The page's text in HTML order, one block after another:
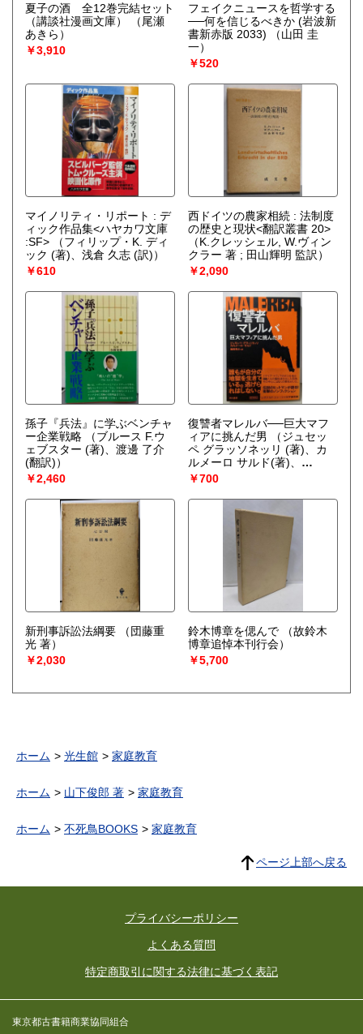
夏子の酒 全12巻完結セット
（講談社漫画文庫）
（尾瀬
あきら）
￥3,910
フェイクニュースを哲学する
──何を信じるべきか (岩波新
書新赤版 2033)
（山田 圭
一）
￥520
マイノリティ・リポート : デ
ィック作品集<ハヤカワ文庫
:SF>
（フィリップ・K. ディ
ック (著)、浅倉 久志 (訳)）
￥610
西ドイツの農家相続 : 法制度
の歴史と現状<翻訳叢書 20>
（K.クレッシェル, W.ヴィン
クラー 著 ; 田山輝明 監訳）
￥2,090
孫子『兵法』に学ぶベンチャ
ー企業戦略
（ブルース F.ウ
ェブスター (著)、渡邊 了介
(翻訳)）
￥2,460
復讐者マレルバ──巨大マフ
ィアに挑んだ男
（ジュセッ
ペ グラッソネッリ (著)、カ
ルメーロ サルド(著)、
Giuseppe Grassonelli(著)、
介(訳)）
￥700
新刑事訴訟法綱要
（団藤重
光 著）
￥2,030
鈴木博章を偲んで
（故鈴木
博章追悼本刊行会）
￥5,700
ホーム 光生館 家庭教育
ホーム 山下俊郎 著 家庭教育
ホーム 不死鳥BOOKS 家庭教育
ページ上部へ戻る
プライバシーポリシー
よくある質問
特定商取引に関する法律に基づく表記
東京都古書籍商業協同組合